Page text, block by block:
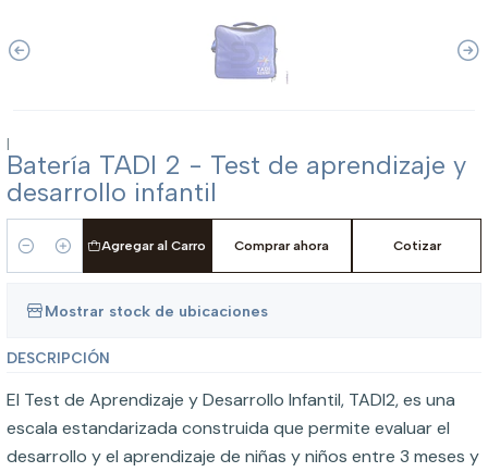
|
Batería TADI 2 - Test de aprendizaje y
desarrollo infantil
Cantidad
Agregar al Carro Comprar ahora Cotizar
Mostrar stock de ubicaciones
DESCRIPCIÓN
El Test de Aprendizaje y Desarrollo Infantil, TADI2, es una
escala estandarizada construida que permite evaluar el
desarrollo y el aprendizaje de niñas y niños entre 3 meses y